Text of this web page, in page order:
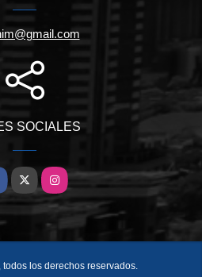
SOCIALES
X Instagram
, todos los derechos reservados.